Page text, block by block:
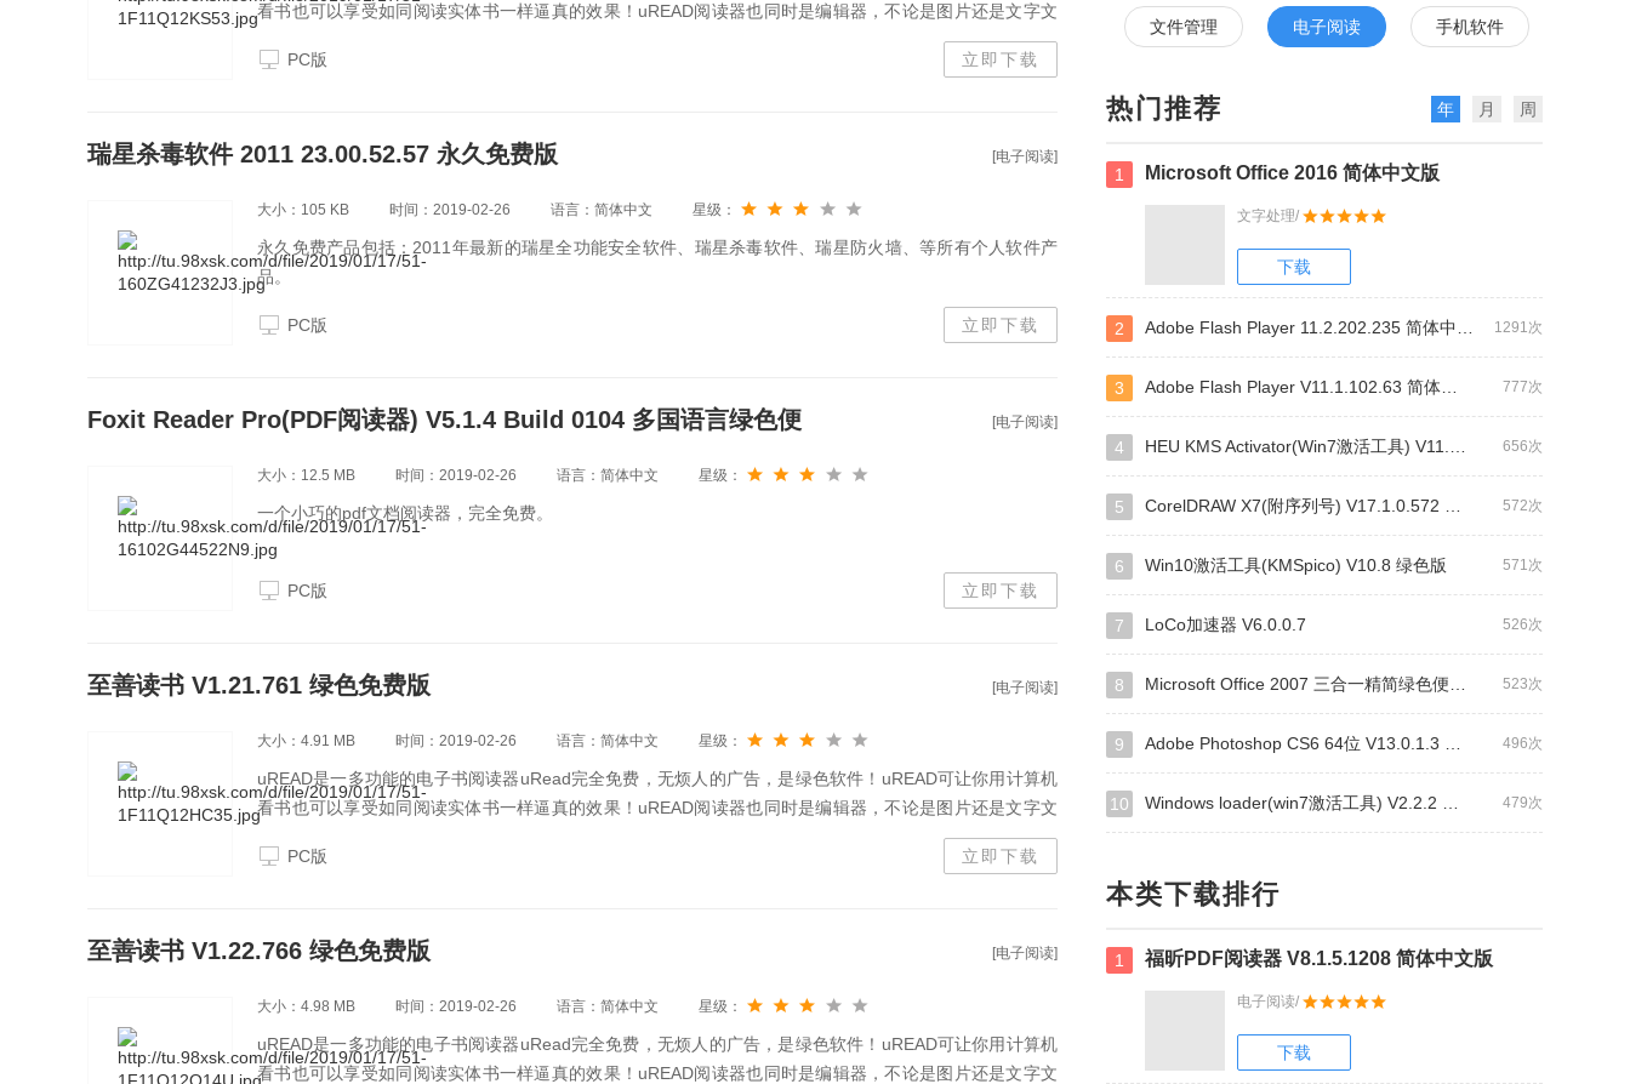
看书也可以享受如同阅读实体书一样逼真的效果！uREAD阅读器也同时是编辑器，不论是图片还是文字文
PC版
立即下载
[电子阅读]
瑞星杀毒软件 2011 23.00.52.57 永久免费版
大小：105 KB 时间：2019-02-26 语言：简体中文 星级：
永久免费产品包括：2011年最新的瑞星全功能安全软件、瑞星杀毒软件、瑞星防火墙、等所有个人软件产
品。
PC版 立即下载
[电子阅读]
Foxit Reader Pro(PDF阅读器) V5.1.4 Build 0104 多国语言绿色便
大小：12.5 MB 时间：2019-02-26 语言：简体中文 星级：
一个小巧的pdf文档阅读器，完全免费。
PC版 立即下载
[电子阅读]
至善读书 V1.21.761 绿色免费版
大小：4.91 MB 时间：2019-02-26 语言：简体中文 星级：
uREAD是一多功能的电子书阅读器uRead完全免费，无烦人的广告，是绿色软件！uREAD可让你用计算机
看书也可以享受如同阅读实体书一样逼真的效果！uREAD阅读器也同时是编辑器，不论是图片还是文字文
PC版
立即下载
[电子阅读]
至善读书 V1.22.766 绿色免费版
大小：4.98 MB 时间：2019-02-26 语言：简体中文 星级：
uREAD是一多功能的电子书阅读器uRead完全免费，无烦人的广告，是绿色软件！uREAD可让你用计算机
看书也可以享受如同阅读实体书一样逼真的效果！uREAD阅读器也同时是编辑器，不论是图片还是文字文
文件管理 电子阅读 手机软件
热门推荐 年 月 周
1 Microsoft Office 2016 简体中文版
文字处理/
下载
1291次
2 Adobe Flash Player 11.2.202.235 简体中文安装版
777次
3 Adobe Flash Player V11.1.102.63 简体中文安装版
656次
4 HEU KMS Activator(Win7激活工具) V11.1.0 绿色版
572次
5 CorelDRAW X7(附序列号) V17.1.0.572 官方简体中文版
571次
6 Win10激活工具(KMSpico) V10.8 绿色版
526次
7 LoCo加速器 V6.0.0.7
523次
8 Microsoft Office 2007 三合一精简绿色便携版
496次
9 Adobe Photoshop CS6 64位 V13.0.1.3 中文特别版
479次
10 Windows loader(win7激活工具) V2.2.2 绿色版
本类下载排行
1 福昕PDF阅读器 V8.1.5.1208 简体中文版
电子阅读/
下载